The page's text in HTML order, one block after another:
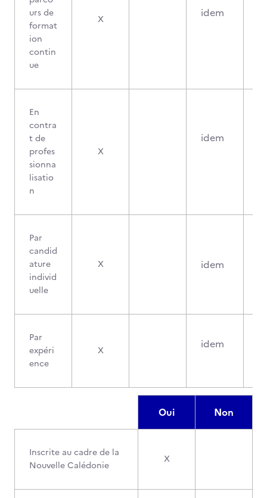
urs de
format
ion
contin
ue
X idem
En
contra
t de
profes
sionna
lisatio
n
X
idem
Par
candid
ature
individ
uelle
X idem
Par
expéri
ence
X idem
Oui Non
Inscrite au cadre de la
Nouvelle Calédonie
X